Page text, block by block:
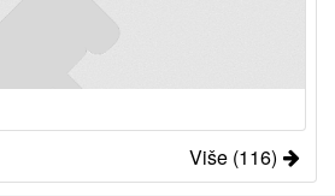
Više (116)